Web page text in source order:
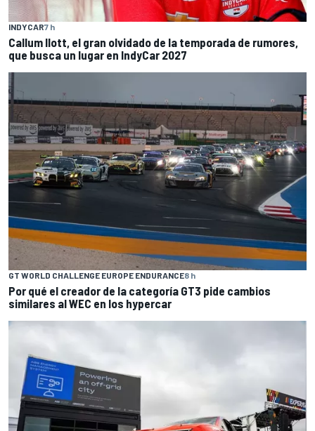
INDYCAR7 h
Callum Ilott, el gran olvidado de la temporada de rumores,
que busca un lugar en IndyCar 2027
GT WORLD CHALLENGE EUROPE ENDURANCE8 h
Por qué el creador de la categoría GT3 pide cambios
similares al WEC en los hypercar